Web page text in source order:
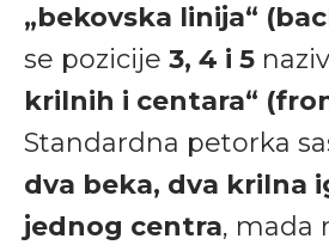
„bekovska linija“
se pozicije 3, 4 i 5
krilnih i centara“
Standardna petorka
dva beka, dva krilna
jednog centra, mada